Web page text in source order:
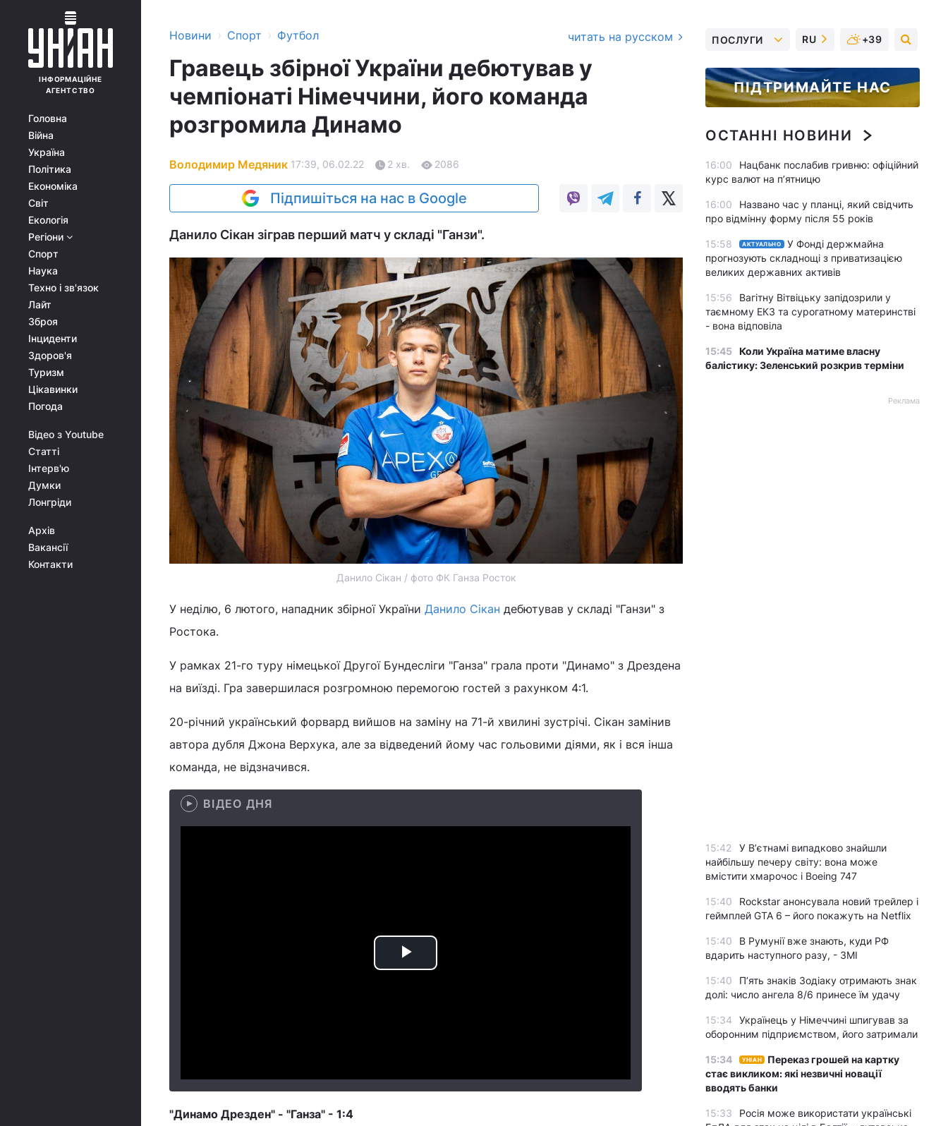
ІНФОРМАЦІЙНЕ
АГЕНТСТВО
Головна
Війна
Україна
Політика
Економіка
Світ
Екологія
Регіони
Спорт
Наука
Техно і зв'язок
Лайт
Зброя
Інциденти
Здоров'я
Туризм
Цікавинки
Погода
Відео з Youtube
Статті
Інтерв'ю
Думки
Лонгріди
Архів
Вакансії
Контакти
Новини › Спорт › Футбол читать на русском
Гравець збірної України дебютував у
чемпіонаті Німеччини, його команда
розгромила Динамо
Володимир Медяник 17:39, 06.02.22 2 хв. 2086
Підпишіться на нас в Google
Данило Сікан зіграв перший матч у складі "Ганзи".
Данило Сікан / фото ФК Ганза Росток
У неділю, 6 лютого, нападник збірної України Данило Сікан дебютував у складі "Ганзи" з
Ростока.
У рамках 21-го туру німецької Другої Бундесліги "Ганза" грала проти "Динамо" з Дрездена
на виїзді. Гра завершилася розгромною перемогою гостей з рахунком 4:1.
20-річний український форвард вийшов на заміну на 71-й хвилині зустрічі. Сікан замінив
автора дубля Джона Верхука, але за відведений йому час гольовими діями, як і вся інша
команда, не відзначився.
ВІДЕО ДНЯ
Play
"Динамо Дрезден" - "Ганза" - 1:4
ПОСЛУГИ RU +39
ПІДТРИМАЙТЕ НАС
ОСТАННІ НОВИНИ
16:00
Нацбанк послабив гривню: офіційний
курс валют на п’ятницю
16:00
Названо час у планці, який свідчить
про відмінну форму після 55 років
15:58 АКТУАЛЬНО
У Фонді держмайна
прогнозують складнощі з приватизацією
великих державних активів
15:56
Вагітну Вітвіцьку запідозрили у
таємному ЕКЗ та сурогатному материнстві
- вона відповіла
15:45 Коли Україна матиме власну
балістику: Зеленський розкрив терміни
Реклама
15:42
У Вʼєтнамі випадково знайшли
найбільшу печеру світу: вона може
вмістити хмарочос і Boeing 747
15:40
Rockstar анонсувала новий трейлер і
геймплей GTA 6 – його покажуть на Netflix
15:40
В Румунії вже знають, куди РФ
вдарить наступного разу, - ЗМІ
15:40
П’ять знаків Зодіаку отримають знак
долі: число ангела 8/6 принесе їм удачу
15:34
Українець у Німеччині шпигував за
оборонним підприємством, його затримали
15:34 УНІАН
Переказ грошей на картку
стає викликом: які незвичні новації
вводять банки
15:33
Росія може використати українські